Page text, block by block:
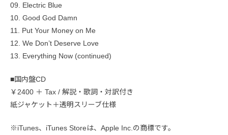
09. Electric Blue
10. Good God Damn
11. Put Your Money on Me
12. We Don’t Deserve Love
13. Everything Now (continued)
■国内盤CD
￥2400 ＋ Tax / 解説・歌詞・対訳付き
紙ジャケット＋透明スリーブ仕様
※iTunes、iTunes Storeは、Apple Inc.の商標です。